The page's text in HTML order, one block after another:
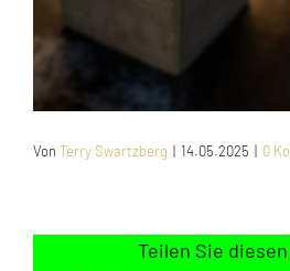
Jugendliche
Unterstützen
Kontakt
Von Terry Swartzberg | 14.05.2025 | 0
Teilen Sie